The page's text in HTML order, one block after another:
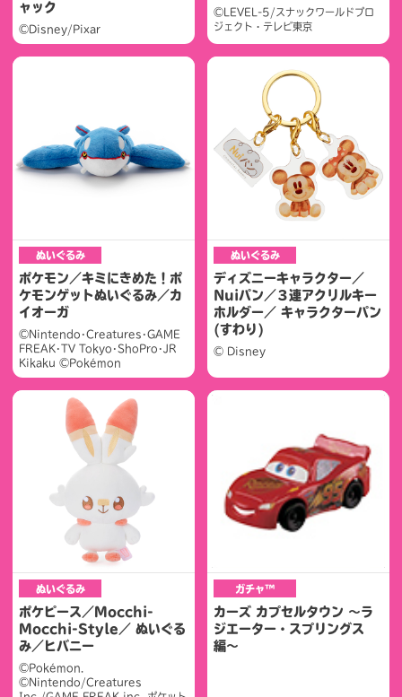
ャック
©Disney/Pixar
©LEVEL-5/スナックワールドプロ
ジェクト・テレビ東京
ぬいぐるみ
ポケモン／キミにきめた！ポ
ケモンゲットぬいぐるみ／カ
イオーガ
©Nintendo･Creatures･GAME
FREAK･TV Tokyo･ShoPro･JR
Kikaku ©Pokémon
ぬいぐるみ
ディズニーキャラクター／
Nuiパン／３連アクリルキー
ホルダー／ キャラクターパン
(すわり)
© Disney
ぬいぐるみ
ポケピース／Mocchi-
Mocchi-Style／ ぬいぐる
み／ヒバニー
©Pokémon.
©Nintendo/Creatures
ガチャ™
カーズ カプセルタウン 〜ラ
ジエーター・スプリングス
編〜